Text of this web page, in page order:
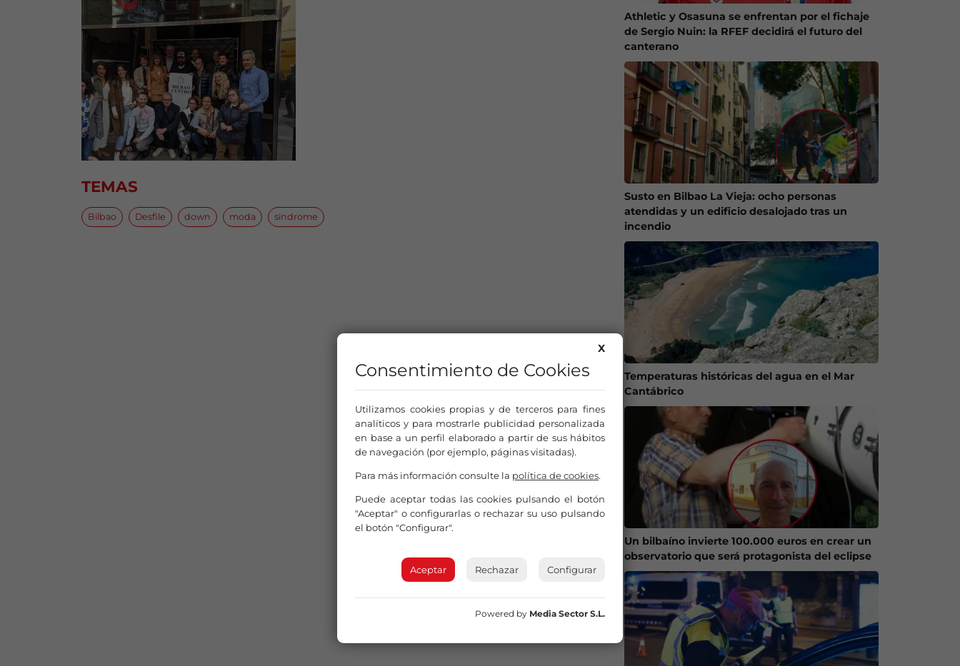
TEMAS
Bilbao Desfile down moda sindrome
Athletic y Osasuna se enfrentan por el fichaje
de Sergio Nuin: la RFEF decidirá el futuro del
canterano
Susto en Bilbao La Vieja: ocho personas
atendidas y un edificio desalojado tras un
incendio
Temperaturas históricas del agua en el Mar
Cantábrico
Un bilbaíno invierte 100.000 euros en crear un
observatorio que será protagonista del eclipse
X
Consentimiento de Cookies
Utilizamos cookies propias y de terceros para fines
analíticos y para mostrarle publicidad personalizada
en base a un perfil elaborado a partir de sus hábitos
de navegación (por ejemplo, páginas visitadas).
Para más información consulte la política de cookies.
Puede aceptar todas las cookies pulsando el botón
"Aceptar" o configurarlas o rechazar su uso pulsando
el botón "Configurar".
Aceptar Rechazar Configurar
Powered by Media Sector S.L.